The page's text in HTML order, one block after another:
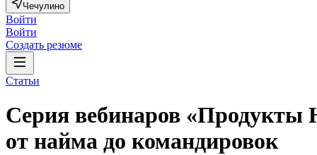
Чечулино
Войти
Войти
Создать резюме
Статьи
Серия вебинаров «Продукты
от найма до командировок